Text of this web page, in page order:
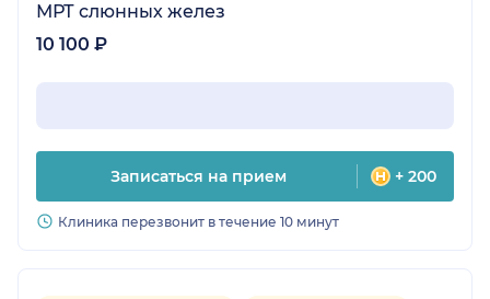
МРТ слюнных желез
10 100 ₽
Записаться на прием + 200
Клиника перезвонит в течение 10 минут